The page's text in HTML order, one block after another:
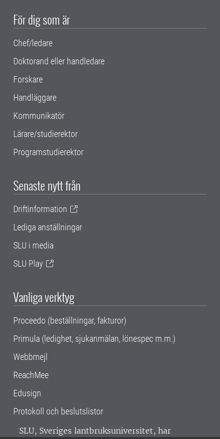
För dig som är
Chef/ledare
Doktorand eller handledare
Forskare
Handläggare
Kommunikatör
Lärare/studierektor
Programstudierektor
Senaste nytt från
Driftinformation
Lediga anställningar
SLU i media
SLU Play
Vanliga verktyg
Proceedo (beställningar, fakturor)
Primula (ledighet, sjukanmälan, lönespec m.m.)
Webbmejl
ReachMee
Edusign
Protokoll och beslutslistor
SLU, Sveriges lantbruksuniversitet, har